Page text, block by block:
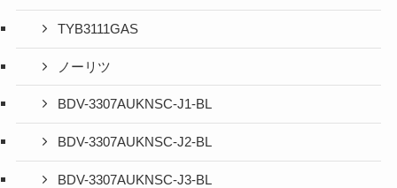
TYB3111GAS
ノーリツ
BDV-3307AUKNSC-J1-BL
BDV-3307AUKNSC-J2-BL
BDV-3307AUKNSC-J3-BL